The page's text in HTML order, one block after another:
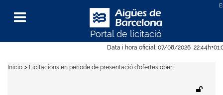
Data i hora oficial: 07/08/2026 22:44h
Portal de licitació
Menu
Inicio > Licitacions en període de presentació d'ofertes obert